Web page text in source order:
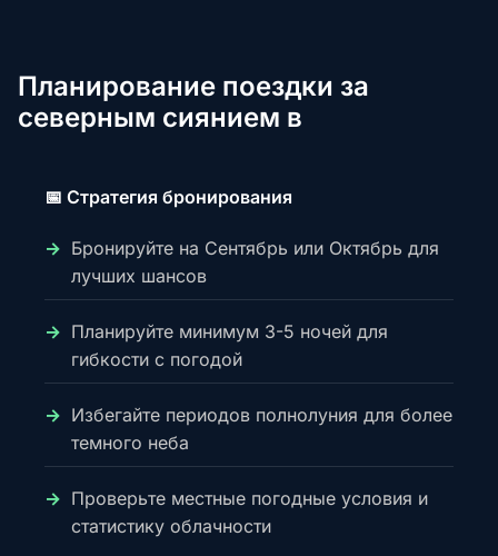
Планирование поездки за
северным сиянием в
📅 Стратегия бронирования
Бронируйте на Сентябрь или Октябрь для
лучших шансов
Планируйте минимум 3-5 ночей для
гибкости с погодой
Избегайте периодов полнолуния для более
темного неба
Проверьте местные погодные условия и
статистику облачности